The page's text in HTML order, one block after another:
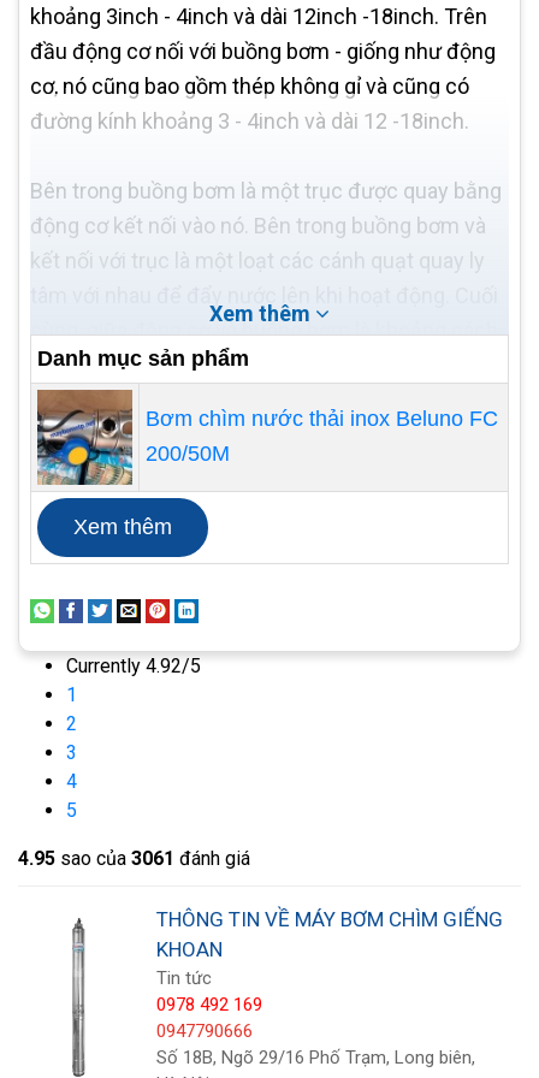
khoảng 3inch - 4inch và dài 12inch -18inch. Trên
đầu động cơ nối với buồng bơm - giống như động
cơ, nó cũng bao gồm thép không gỉ và cũng có
đường kính khoảng 3 - 4inch và dài 12 -18inch.
Bên trong buồng bơm là một trục được quay bằng
động cơ kết nối vào nó. Bên trong buồng bơm và
kết nối với trục là một loạt các cánh quạt quay ly
cùng, giữa động cơ và buồng bơm là khoảng cách
khoảng 2inch cho phép nước chàn và buồng bơm
Xem thêm
Danh mục sản phẩm
Bơm chìm nước thải inox Beluno FC
200/50M
Xem thêm
Currently 4.92/5
1
2
3
4
5
4.95 sao của 3061 đánh giá
THÔNG TIN VỀ MÁY BƠM CHÌM GIẾNG
KHOAN
Tin tức
0978 492 169
0947790666
Số 18B, Ngõ 29/16 Phố Trạm, Long biên,